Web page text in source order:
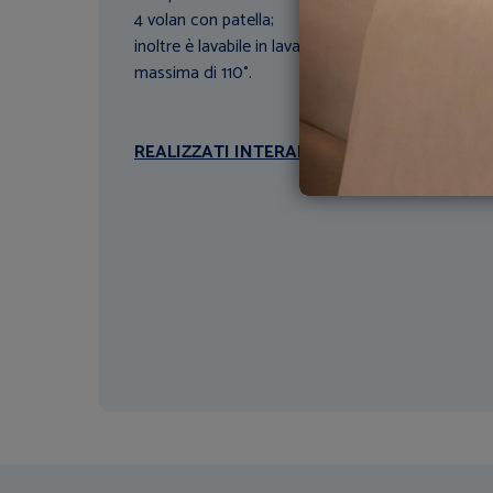
4 volan con patella;
inoltre è lavabile in lavatrice ad una temperatura
massima di 110°.
REALIZZATI INTERAMENTE IN ITALIA